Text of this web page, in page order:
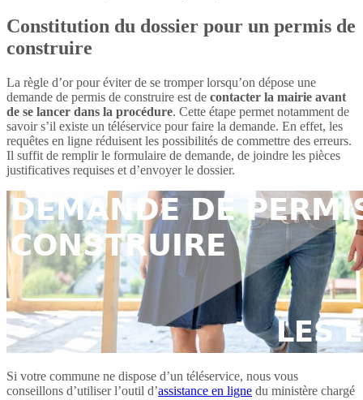
Constitution du dossier pour un permis de
construire
La règle d’or pour éviter de se tromper lorsqu’on dépose une
demande de permis de construire est de contacter la mairie avant
de se lancer dans la procédure. Cette étape permet notamment de
savoir s’il existe un téléservice pour faire la demande. En effet, les
requêtes en ligne réduisent les possibilités de commettre des erreurs.
Il suffit de remplir le formulaire de demande, de joindre les pièces
justificatives requises et d’envoyer le dossier.
Si votre commune ne dispose d’un téléservice, nous vous
conseillons d’utiliser l’outil d’assistance en ligne du ministère chargé